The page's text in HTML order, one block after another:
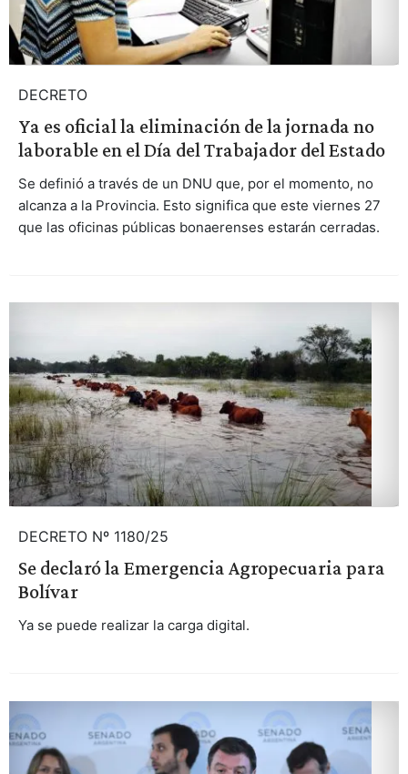
DECRETO
Ya es oficial la eliminación de la jornada no
laborable en el Día del Trabajador del Estado
Se definió a través de un DNU que, por el momento, no
alcanza a la Provincia. Esto significa que este viernes 27
que las oficinas públicas bonaerenses estarán cerradas.
DECRETO Nº 1180/25
Se declaró la Emergencia Agropecuaria para
Bolívar
Ya se puede realizar la carga digital.